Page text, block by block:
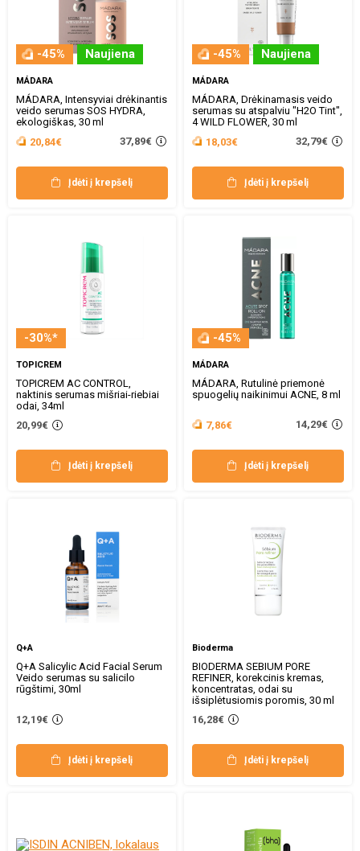
-45% Naujiena
MÁDARA
MÁDARA, Intensyviai drėkinantis
veido serumas SOS HYDRA,
ekologiškas, 30 ml
20,84€
37,89€
Įdėti į krepšelį
-45% Naujiena
MÁDARA
MÁDARA, Drėkinamasis veido
serumas su atspalviu "H2O Tint",
4 WILD FLOWER, 30 ml
18,03€
32,79€
Įdėti į krepšelį
-30%*
TOPICREM
TOPICREM AC CONTROL,
naktinis serumas mišriai-riebiai
odai, 34ml
20,99€
Įdėti į krepšelį
-45%
MÁDARA
MÁDARA, Rutulinė priemonė
spuogelių naikinimui ACNE, 8 ml
7,86€ 14,29€
Įdėti į krepšelį
Q+A
Q+A Salicylic Acid Facial Serum
Veido serumas su salicilo
rūgštimi, 30ml
12,19€
Įdėti į krepšelį
Bioderma
BIODERMA SEBIUM PORE
REFINER, korekcinis kremas,
koncentratas, odai su
išsiplėtusiomis poromis, 30 ml
16,28€
Įdėti į krepšelį